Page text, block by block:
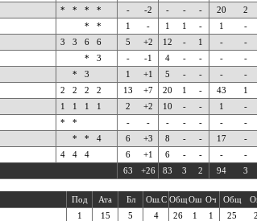
* * * * - -2 - - - 20 2
* * 1 - 1 1 - 1 -
3 3 6 6 5 +2 12 - 1 - -
* 3 - -1 4 - - - -
* 3 1 +1 5 - - - -
2 2 2 2 13 +7 20 1 - 43 1
1 1 1 1 2 +2 10 - - 1 -
* * - - - - - - -
* * 4 6 +3 8 - - 17 -
4 4 4 6 +1 6 - - - -
63 +26 83 3 2 94 3
Под Ата Бл Ош.С ОбщОш Оч Общ
1 15 5 4 26 1 1 25 2